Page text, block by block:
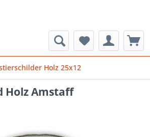
Holz 25x12
Holz Amstaff